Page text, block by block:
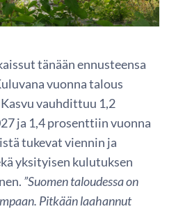
tänään ennusteensa
vuonna talous
vauhdittuu 1,2
ja 1,4 prosenttiin vuonna
tukevat viennin ja
yksityisen kulutuksen
”Suomen taloudessa on
Pitkään laahannut